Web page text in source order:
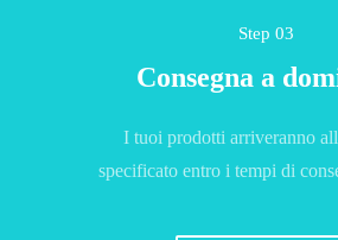
Step 03
Consegna a
I tuoi prodotti arriveranno
specificato entro i tempi di